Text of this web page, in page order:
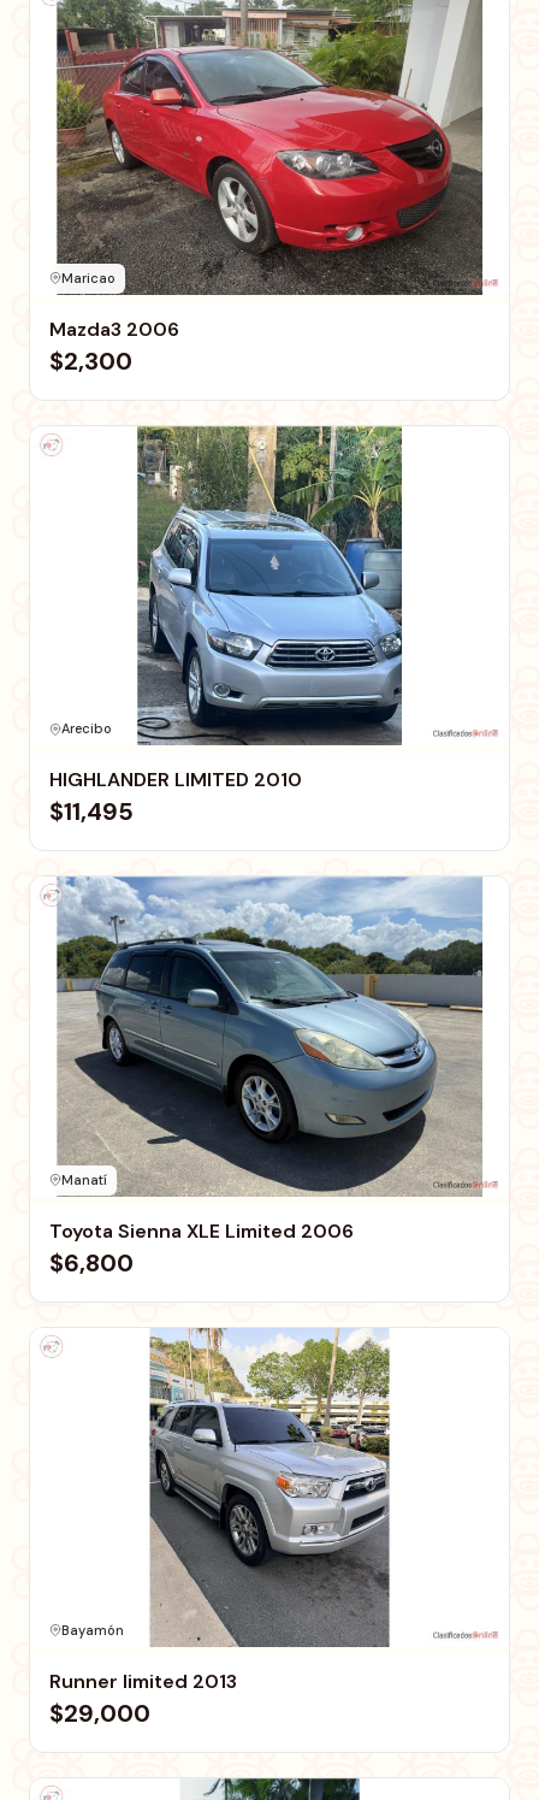
Maricao
Mazda3 2006
$2,300
Arecibo
HIGHLANDER LIMITED 2010
$11,495
Manatí
Toyota Sienna XLE Limited 2006
$6,800
Bayamón
Runner limited 2013
$29,000